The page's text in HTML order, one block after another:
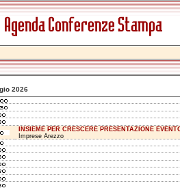
2026
INSIEME PER CRESCERE PRESENTAZIONE
Imprese Arezzo